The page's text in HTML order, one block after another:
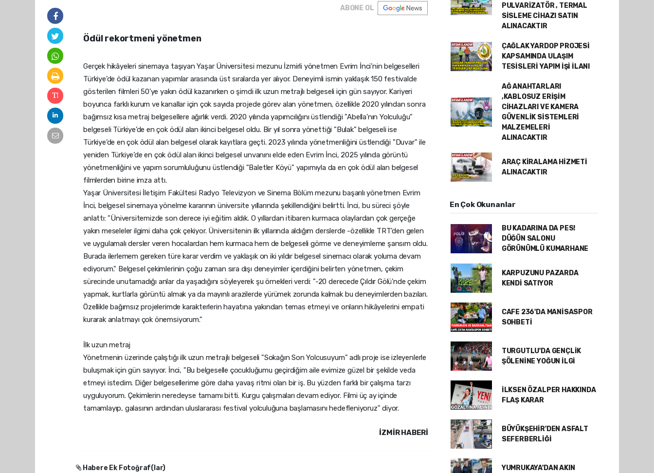
ABONE OL
Ödül rekortmeni yönetmen
Gerçek hikâyeleri sinemaya taşıyan Yaşar Üniversitesi mezunu İzmirli yönetmen Evrim İnci’nin belgeselleri
Türkiye’de ödül kazanan yapımlar arasında üst sıralarda yer alıyor. Deneyimli ismin yaklaşık 150 festivalde
gösterilen filmleri 50’ye yakın ödül kazanırken o şimdi ilk uzun metrajlı belgeseli için gün sayıyor. Kariyeri
boyunca farklı kurum ve kanallar için çok sayıda projede görev alan yönetmen, özellikle 2020 yılından sonra
bağımsız kısa metraj belgesellere ağırlık verdi. 2020 yılında yapımcılığını üstlendiği "Abella’nın Yolculuğu"
belgeseli Türkiye’de en çok ödül alan ikinci belgesel oldu. Bir yıl sonra yönettiği "Bulak" belgeseli ise
Türkiye’de en çok ödül alan belgesel olarak kayıtlara geçti. 2023 yılında yönetmenliğini üstlendiği "Duvar" ile
yeniden Türkiye’de en çok ödül alan ikinci belgesel unvanını elde eden Evrim İnci, 2025 yılında görüntü
yönetmenliğini ve yapım sorumluluğunu üstlendiği "Baletler Köyü" yapımıyla da en çok ödül alan belgesel
filmlerden birine imza attı.
Yaşar Üniversitesi İletişim Fakültesi Radyo Televizyon ve Sinema Bölüm mezunu başarılı yönetmen Evrim
İnci, belgesel sinemaya yönelme kararının üniversite yıllarında şekillendiğini belirtti. İnci, bu süreci şöyle
anlattı: "Üniversitemizde son derece iyi eğitim aldık. O yıllardan itibaren kurmaca olaylardan çok gerçeğe
yakın meseleler ilgimi daha çok çekiyor. Üniversitenin ilk yıllarında aldığım derslerde -özellikle TRT’den gelen
ve uygulamalı dersler veren hocalardan hem kurmaca hem de belgeseli görme ve deneyimleme şansım oldu.
Burada ilerlemem gereken türe karar verdim ve yaklaşık on iki yıldır belgesel sinemacı olarak yoluma devam
ediyorum." Belgesel çekimlerinin çoğu zaman sıra dışı deneyimler içerdiğini belirten yönetmen, çekim
sürecinde unutamadığı anlar da yaşadığını söyleyerek şu örnekleri verdi: "-20 derecede Çıldır Gölü’nde çekim
yapmak, kurtlarla görüntü almak ya da mayınlı arazilerde yürümek zorunda kalmak bu deneyimlerden bazıları.
Özellikle bağımsız projelerimde karakterlerin hayatına yakından temas etmeyi ve onların hikâyelerini empati
kurarak anlatmayı çok önemsiyorum."
İlk uzun metraj
Yönetmenin üzerinde çalıştığı ilk uzun metrajlı belgeseli "Sokağın Son Yolcusuyum" adlı proje ise izleyenlerle
buluşmak için gün sayıyor. İnci, "Bu belgeselle çocukluğumu geçirdiğim aile evimize güzel bir şekilde veda
etmeyi istedim. Diğer belgesellerime göre daha yavaş ritmi olan bir iş. Bu yüzden farklı bir çalışma tarzı
uyguluyorum. Çekimlerin neredeyse tamamı bitti. Kurgu çalışmaları devam ediyor. Filmi üç ay içinde
tamamlayıp, galasının ardından uluslararası festival yolculuğuna başlamasını hedefleniyoruz" diyor.
İZMIR HABERİ
Habere Ek Fotoğraf(lar)
PULVARİZATÖR , TERMAL
SİSLEME CİHAZI SATIN
ALINACAKTIR
ÇAĞLAK YARDOP PROJESİ
KAPSAMINDA ULAŞIM
TESİSLERİ YAPIM İŞİ İLANI
AĞ ANAHTARLARI
,KABLOSUZ ERİŞİM
CİHAZLARI VE KAMERA
GÜVENLİK SİSTEMLERİ
MALZEMELERİ
ALINACAKTIR
ARAÇ KİRALAMA HİZMETİ
ALINACAKTIR
En Çok Okunanlar
BU KADARINA DA PES!
DÜĞÜN SALONU
GÖRÜNÜMLÜ KUMARHANE
KARPUZUNU PAZARDA
KENDİ SATIYOR
CAFE 236'DA MANİSASPOR
SOHBETİ
TURGUTLU'DA GENÇLİK
ŞÖLENİNE YOĞUN İLGİ
İLKSEN ÖZALPER HAKKINDA
FLAŞ KARAR
BÜYÜKŞEHİR'DEN ASFALT
SEFERBERLİĞİ
YUMRUKAYA'DAN AKIN